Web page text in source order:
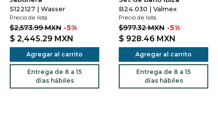
S122127 | Wasser
Precio de lista:
$2,573.99 MXN -5%
$ 2,445.29 MXN
Agregar al carrito
Entrega de 8 a 15
días hábiles
B24.030 | Valmex
Precio de lista:
$977.32 MXN -5%
$ 928.46 MXN
Agregar al carrito
Entrega de 8 a 15
días hábiles